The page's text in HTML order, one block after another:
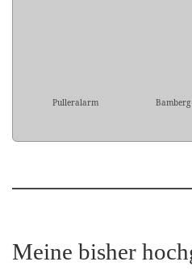
Pulleralarm Bamberg
Meine bisher